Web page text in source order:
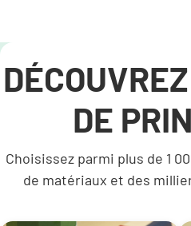
DE
Choisissez parmi plus de 1
de matériaux et des